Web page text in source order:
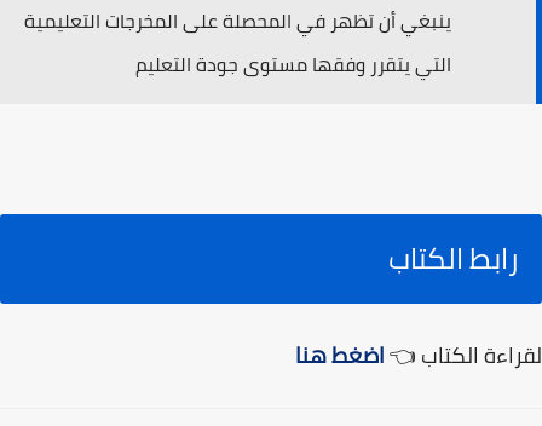
ينبغي أن تظهر في المحصلة على المخرجات التعليمية
التي يتقرر وفقها مستوى جودة التعليم
رابط الكتاب
لقراءة الكتاب 👈اضغط هنا